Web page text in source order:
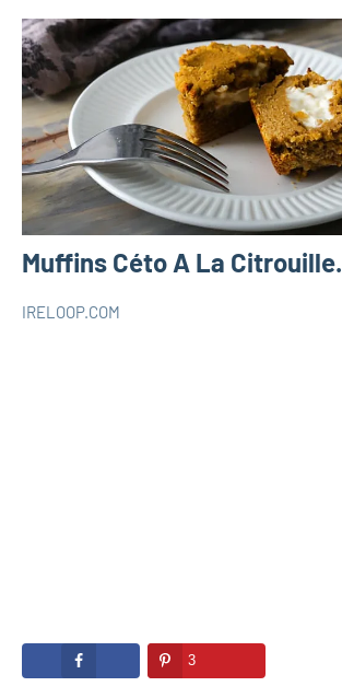
Muffins Céto A La Citrouille.
IRELOOP.COM
3